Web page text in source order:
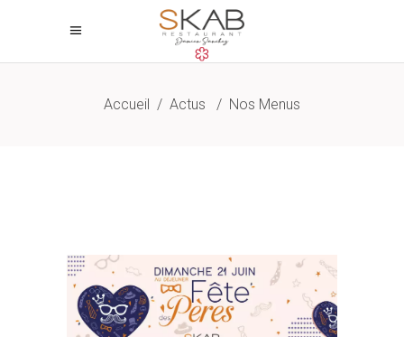
Accueil / Actus / Nos Menus